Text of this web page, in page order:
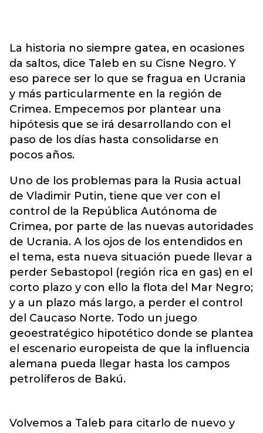
La historia no siempre gatea, en ocasiones
da saltos, dice Taleb en su Cisne Negro. Y
eso parece ser lo que se fragua en Ucrania
y más particularmente en la región de
Crimea. Empecemos por plantear una
hipótesis que se irá desarrollando con el
paso de los días hasta consolidarse en
pocos años.
Uno de los problemas para la Rusia actual
de Vladimir Putin, tiene que ver con el
control de la República Autónoma de
Crimea, por parte de las nuevas autoridades
de Ucrania. A los ojos de los entendidos en
el tema, esta nueva situación puede llevar a
perder Sebastopol (región rica en gas) en el
corto plazo y con ello la flota del Mar Negro;
y a un plazo más largo, a perder el control
del Caucaso Norte. Todo un juego
geoestratégico hipotético donde se plantea
el escenario europeista de que la influencia
alemana pueda llegar hasta los campos
petrolíferos de Bakú.
Volvemos a Taleb para citarlo de nuevo y